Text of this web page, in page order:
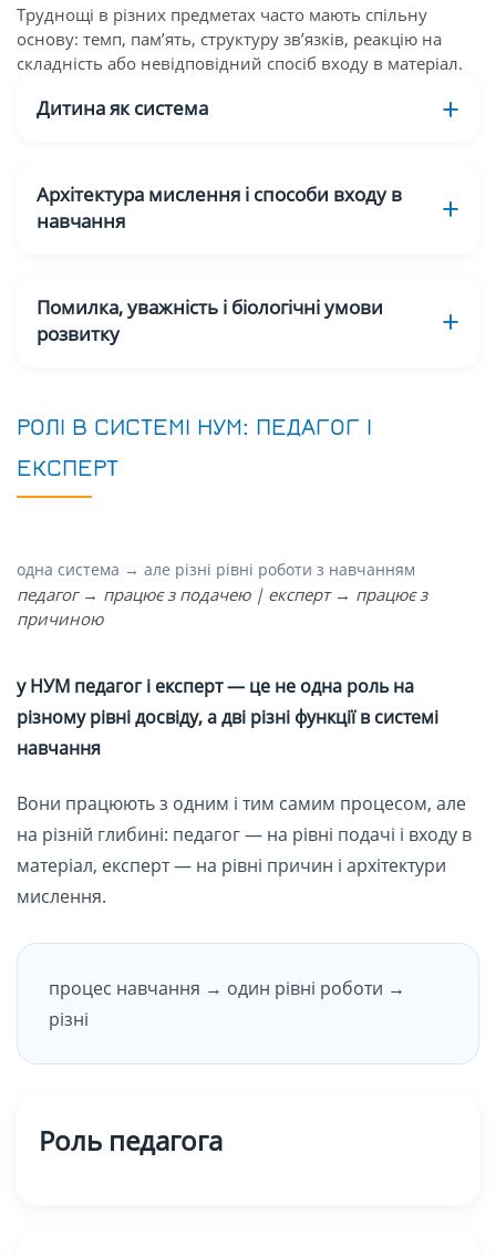
Труднощі в різних предметах часто мають спільну
основу: темп, пам’ять, структуру зв’язків, реакцію на
складність або невідповідний спосіб входу в матеріал.
Дитина як система
Архітектура мислення і способи входу в
навчання
Помилка, уважність і біологічні умови
розвитку
РОЛІ В СИСТЕМІ НУМ: ПЕДАГОГ І
ЕКСПЕРТ
одна система → але різні рівні роботи з навчанням
педагог → працює з подачею | експерт → працює з
причиною
у НУМ педагог і експерт — це не одна роль на
різному рівні досвіду, а дві різні функції в системі
навчання
Вони працюють з одним і тим самим процесом, але
на різній глибині: педагог — на рівні подачі і входу в
матеріал, експерт — на рівні причин і архітектури
мислення.
процес навчання → один рівні роботи →
різні
Роль педагога